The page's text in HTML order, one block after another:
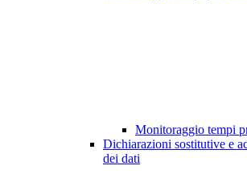
Monitoraggio tempi
Dichiarazioni sostitutive e
dei dati